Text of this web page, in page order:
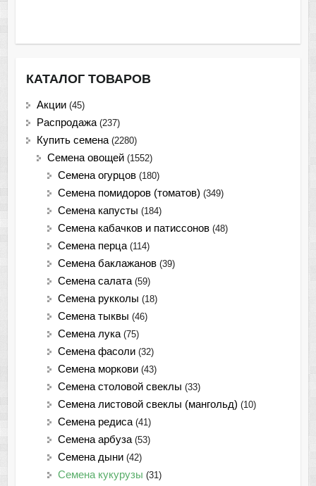
КАТАЛОГ ТОВАРОВ
Акции (45)
Распродажа (237)
Купить семена (2280)
Семена овощей (1552)
Семена огурцов (180)
Семена помидоров (томатов) (349)
Семена капусты (184)
Семена кабачков и патиссонов (48)
Семена перца (114)
Семена баклажанов (39)
Семена салата (59)
Семена рукколы (18)
Семена тыквы (46)
Семена лука (75)
Cемена фасоли (32)
Семена моркови (43)
Семена столовой свеклы (33)
Семена листовой свеклы (мангольд) (10)
Семена редиса (41)
Семена арбуза (53)
Семена дыни (42)
Семена кукурузы (31)